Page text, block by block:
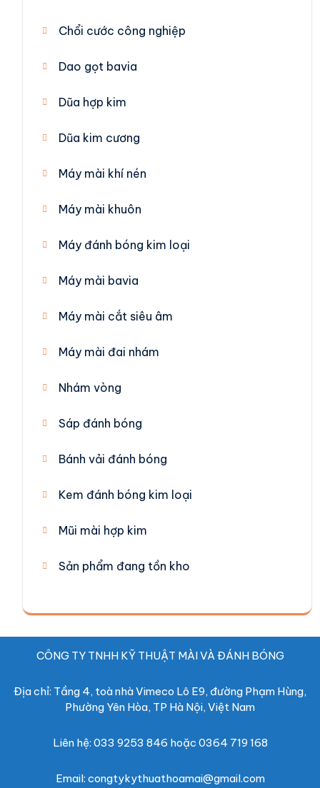
Chổi cước công nghiệp
Dao gọt bavia
Dũa hợp kim
Dũa kim cương
Máy mài khí nén
Máy mài khuôn
Máy đánh bóng kim loại
Máy mài bavia
Máy mài cắt siêu âm
Máy mài đai nhám
Nhám vòng
Sáp đánh bóng
Bánh vải đánh bóng
Kem đánh bóng kim loại
Mũi mài hợp kim
Sản phẩm đang tồn kho
CÔNG TY TNHH KỸ THUẬT MÀI VÀ ĐÁNH BÓNG
Địa chỉ: Tầng 4, toà nhà Vimeco Lô E9, đường Phạm Hùng,
Phường Yên Hòa, TP Hà Nội, Việt Nam
Liên hệ: 033 9253 846 hoặc 0364 719 168
Email: congtykythuathoamai@gmail.com